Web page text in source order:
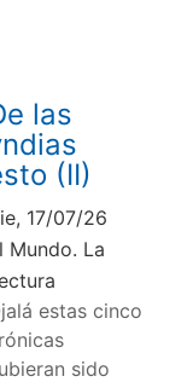
las
(II)
17/07/26
Mundo. La
estas cinco
sido